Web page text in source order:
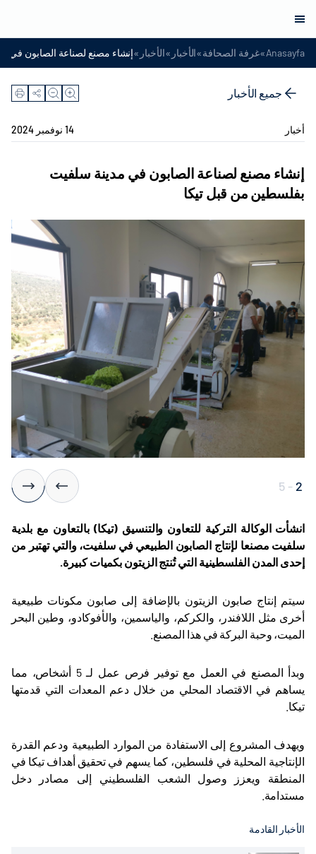
Anasayfa
»غرفة الصحافة»الأخبار »الأخبار »إنشاء مصنع لصناعة الصابون في
جميع الأخبار
أخبار 14 نوفمبر 2024
إنشاء مصنع لصناعة الصابون في مدينة سلفيت
بفلسطين من قبل تيكا
2
-
5
انشأتالوكالة التركية للتعاون والتنسيق (تيكا) بالتعاون مع بلدية
سلفيت مصنعا لإنتاج الصابون الطبيعي في سلفيت، والتي تهتبر من
إحدى المدن الفلسطينية التي تُنتج الزيتون بكميات كبيرة.
سيتم إنتاج صابون الزيتون بالإضافة إلى صابون مكونات طبيعية
أخرى مثل اللافندر، والكركم، والياسمين، والأفوكادو، وطين البحر
الميت، وحبة البركة في هذا المصنع.
وبدأ المصنع في العمل مع توفير فرص عمل لـ 5 أشخاص، مما
يساهم في الاقتصاد المحلي من خلال دعم المعدات التي قدمتها
تيكا.
ويهدف المشروع إلى الاستفادة من الموارد الطبيعية ودعم القدرة
الإنتاجية المحلية في فلسطين، كما يسهم في تحقيق أهداف تيكا في
المنطقة ويعزز وصول الشعب الفلسطيني إلى مصادر دخل
مستدامة.
الأخبار القادمة